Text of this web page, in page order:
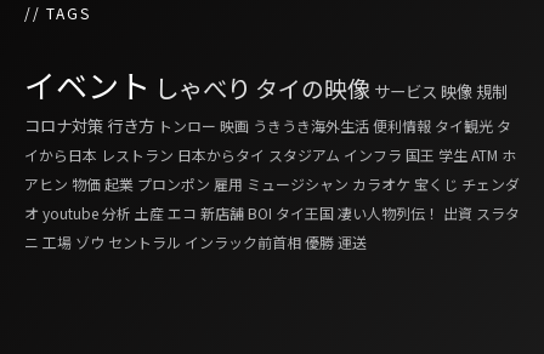
// TAGS
イベント しゃべり タイの映像 サービス 映像規制
コロナ対策 行き方 トンロー 映画 うきうき海外生活便利情報 タイ観光 タ
イから日本 レストラン 日本からタイ スタジアム インフラ 国王 学生ATM ホ
アヒン 物価起業 プロンポン 雇用 ミュージシャン カラオケ 宝くじ チェンダ
オ youtube分析 土産エコ 新店舗 BOI タイ王国 凄い人物列伝！ 出資 スラタ
ニ 工場 ゾウ セントラル インラック前首相優勝運送